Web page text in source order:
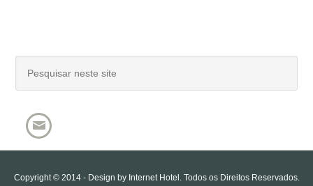
Copyright © 2014 - Design by Internet Hotel . Todos os Direitos Reservados.